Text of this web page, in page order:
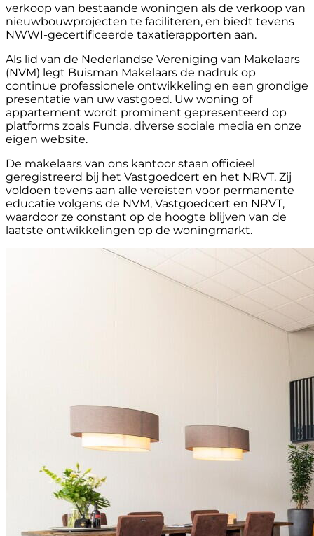
verkoop van bestaande woningen als de verkoop van
nieuwbouwprojecten te faciliteren, en biedt tevens
NWWI-gecertificeerde taxatierapporten aan.
Als lid van de Nederlandse Vereniging van Makelaars
(NVM) legt Buisman Makelaars de nadruk op
continue professionele ontwikkeling en een grondige
presentatie van uw vastgoed. Uw woning of
appartement wordt prominent gepresenteerd op
platforms zoals Funda, diverse sociale media en onze
eigen website.
De makelaars van ons kantoor staan officieel
geregistreerd bij het Vastgoedcert en het NRVT. Zij
voldoen tevens aan alle vereisten voor permanente
educatie volgens de NVM, Vastgoedcert en NRVT,
waardoor ze constant op de hoogte blijven van de
laatste ontwikkelingen op de woningmarkt.